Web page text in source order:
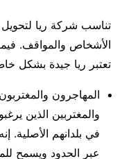
تناسب شركة ريا
الأشخاص والمواقف.
تعتبر ريا جيدة بشكل
المهاجرون
والمغتربين الذين
في بلدانهم الأصلية.
عبر الحدود ويسمح